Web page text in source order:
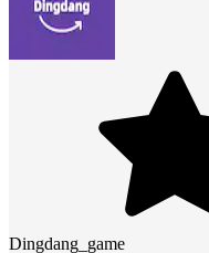
Dingdang_game